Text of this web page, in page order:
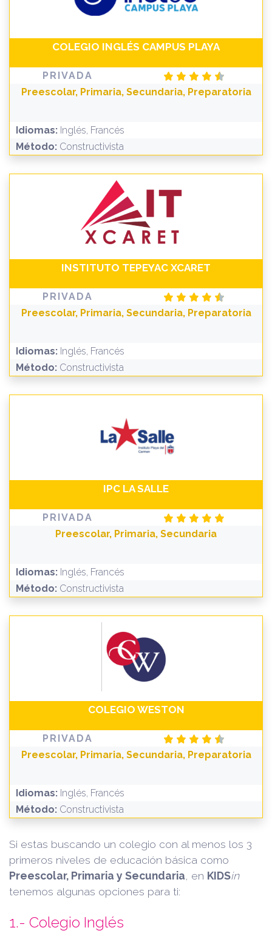
COLEGIO INGLÉS CAMPUS PLAYA
PRIVADA
Preescolar, Primaria, Secundaria, Preparatoria
Idiomas: Inglés, Francés
Método: Constructivista
INSTITUTO TEPEYAC XCARET
PRIVADA
Preescolar, Primaria, Secundaria, Preparatoria
Idiomas: Inglés, Francés
Método: Constructivista
IPC LA SALLE
PRIVADA
Preescolar, Primaria, Secundaria
Idiomas: Inglés, Francés
Método: Constructivista
COLEGIO WESTON
PRIVADA
Preescolar, Primaria, Secundaria, Preparatoria
Idiomas: Inglés, Francés
Método: Constructivista
Si estas buscando un colegio con al menos los 3
primeros niveles de educación básica como
Preescolar, Primaria y Secundaria , en KIDSin
tenemos algunas opciones para ti:
1.- Colegio Inglés